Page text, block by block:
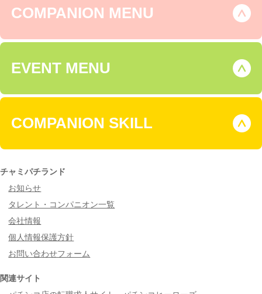
COMPANION MENU
EVENT MENU
COMPANION SKILL
チャミパチランド
お知らせ
タレント・コンパニオン一覧
会社情報
個人情報保護方針
お問い合わせフォーム
関連サイト